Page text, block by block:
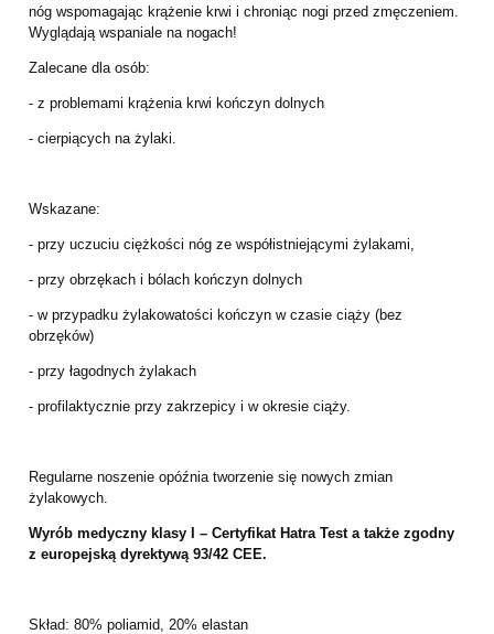
nóg wspomagając krążenie krwi i chroniąc nogi przed zmęczeniem.
Wyglądają wspaniale na nogach!
Zalecane dla osób:
- z problemami krążenia krwi kończyn dolnych
- cierpiących na żylaki.
Wskazane:
- przy uczuciu ciężkości nóg ze współistniejącymi żylakami,
- przy obrzękach i bólach kończyn dolnych
- w przypadku żylakowatości kończyn w czasie ciąży (bez
obrzęków)
- przy łagodnych żylakach
- profilaktycznie przy zakrzepicy i w okresie ciąży.
Regularne noszenie opóźnia tworzenie się nowych zmian
żylakowych.
Wyrób medyczny klasy I – Certyfikat Hatra Test a także zgodny
z europejską dyrektywą 93/42 CEE.
Skład: 80% poliamid, 20% elastan